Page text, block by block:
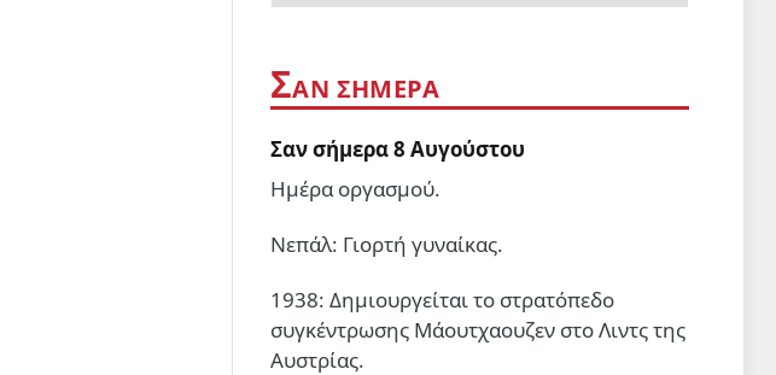
ΣΑΝ ΣΗΜΕΡΑ
Σαν σήμερα 8 Αυγούστου
Ημέρα οργασμού.
Νεπάλ: Γιορτή γυναίκας.
1938: Δημιουργείται το στρατόπεδο
συγκέντρωσης Μάουτχαουζεν στο Λιντς της
Αυστρίας.